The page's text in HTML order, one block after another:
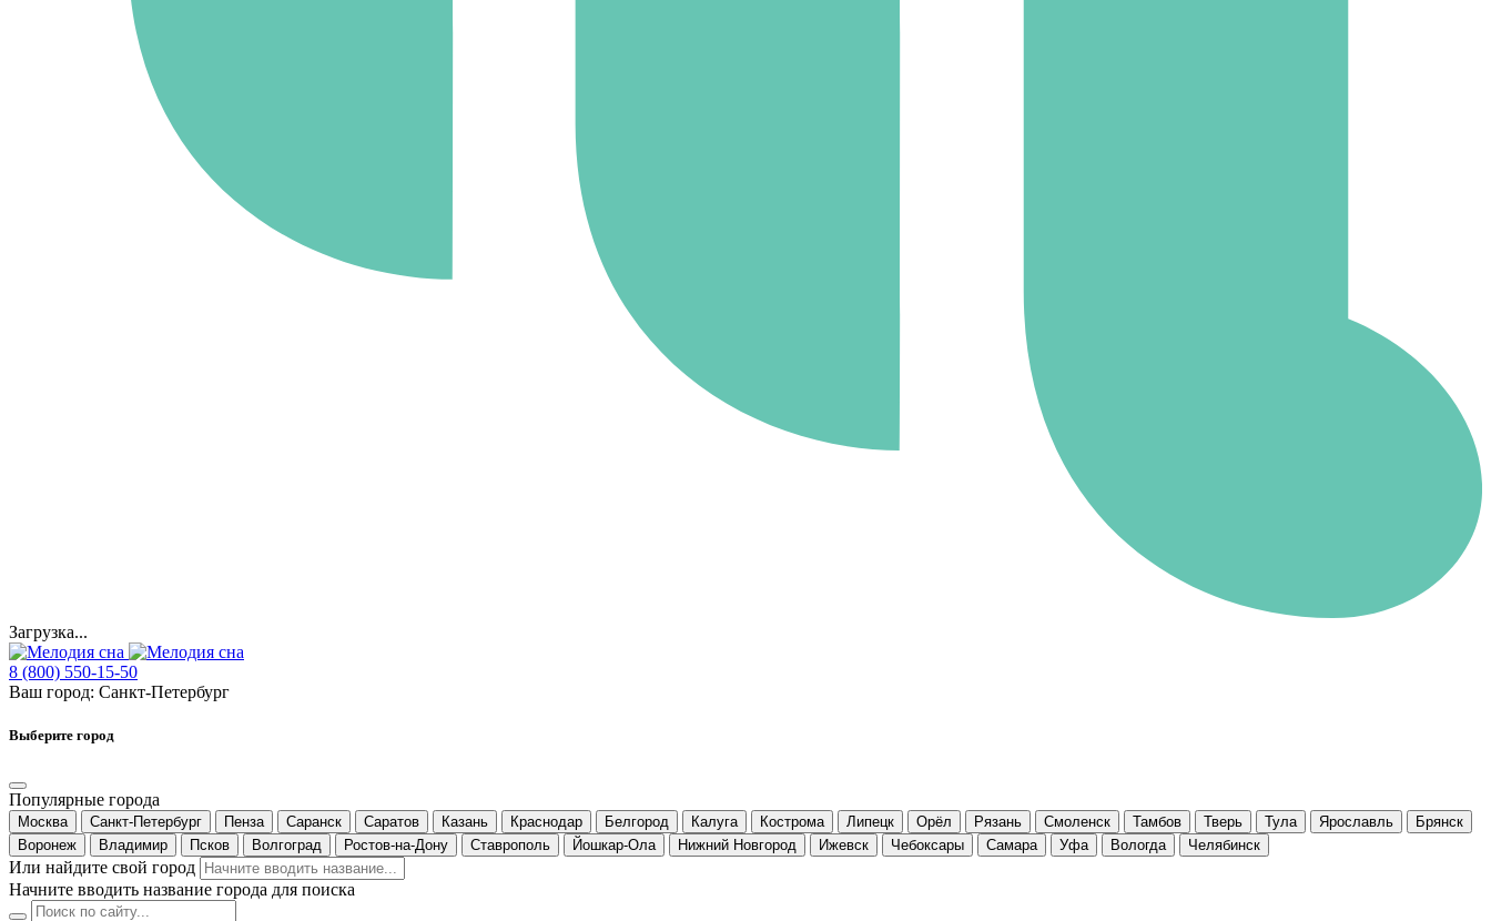
Загрузка...
8 (800) 550-15-50
Ваш город: Санкт-Петербург
Выберите город
Популярные города
Москва Санкт-Петербург Пенза Саранск Саратов Казань Краснодар Белгород Калуга Кострома Липецк Орёл Рязань Смоленск Тамбов Тверь Тула Ярославль
Брянск
Воронеж
Владимир Псков Волгоград Ростов-на-Дону Ставрополь Йошкар-Ола Нижний Новгород Ижевск Чебоксары Самара Уфа Вологда Челябинск
Или найдите свой город
Начните вводить название города для поиска